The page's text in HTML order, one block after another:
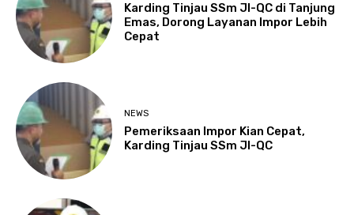
Karding Tinjau SSm JI-QC di Tanjung
Emas, Dorong Layanan Impor Lebih
Cepat
NEWS
Pemeriksaan Impor Kian Cepat,
Karding Tinjau SSm JI-QC